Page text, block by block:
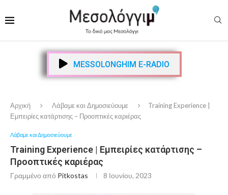
MESSOLONGHIM E-RADIO
Αρχική Λάβαμε και Δημοσιεύουμε
Training Experience |
Εμπειρίες κατάρτισης – Προοπτικές καριέρας
Λάβαμε και Δημοσιεύουμε
Training Experience | Εμπειρίες κατάρτισης –
Προοπτικές καριέρας
Γραμμένο από Pitkostas 8 Ιουνίου, 2023